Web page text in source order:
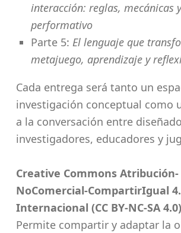
interacción: reglas, mecánicas
performativo
Parte 5: El lenguaje que
metajuego, aprendizaje y
Cada entrega será tanto un
investigación conceptual como
a la conversación entre
investigadores, educadores y
Creative Commons Atribución-
NoComercial-CompartirIgual
Internacional (CC BY-NC-SA 4.0)
Permite compartir y adaptar la